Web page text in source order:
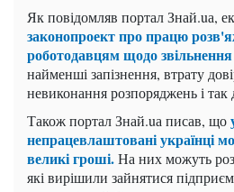
Як повідомляв портал Знай.uа,
законопроект про працю
роботодавцям щодо
найменші запізнення, втрату
невиконання розпоряджень і так
Також портал Знай.uа писав, що
непрацевлаштовані українці
великі гроші.На них можуть
які вирішили зайнятися